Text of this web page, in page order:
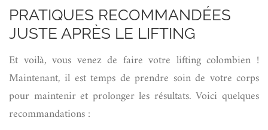
PRATIQUES RECOMMANDÉES
JUSTE APRÈS LE LIFTING
Et voilà, vous venez de faire votre lifting colombien !
Maintenant, il est temps de prendre soin de votre corps
pour maintenir et prolonger les résultats. Voici quelques
recommandations :